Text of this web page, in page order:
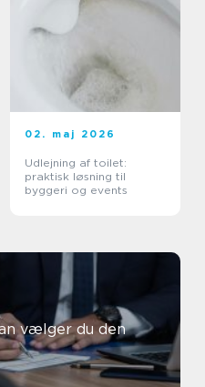
02. maj 2026
Udlejning af toilet:
praktisk løsning til
byggeri og events